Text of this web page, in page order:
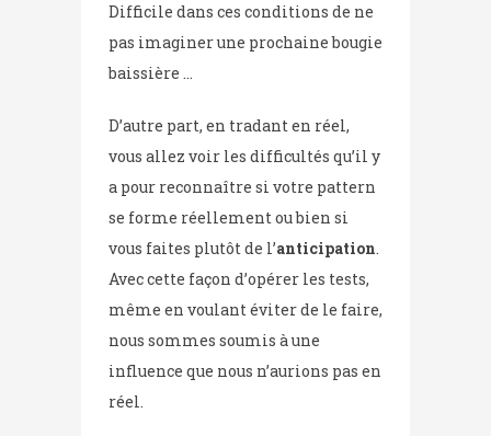
Difficile dans ces conditions de ne
pas imaginer une prochaine bougie
baissière …
D’autre part, en tradant en réel,
vous allez voir les difficultés qu’il y
a pour reconnaître si votre pattern
se forme réellement ou bien si
vous faites plutôt de l’anticipation.
Avec cette façon d’opérer les tests,
même en voulant éviter de le faire,
nous sommes soumis à une
influence que nous n’aurions pas en
réel.